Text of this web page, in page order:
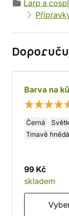
Larp a
Barva na
Černá
Tmavě hnědá
99 Kč
skladem